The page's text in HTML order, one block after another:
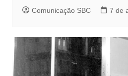
Comunicação SBC 7 de